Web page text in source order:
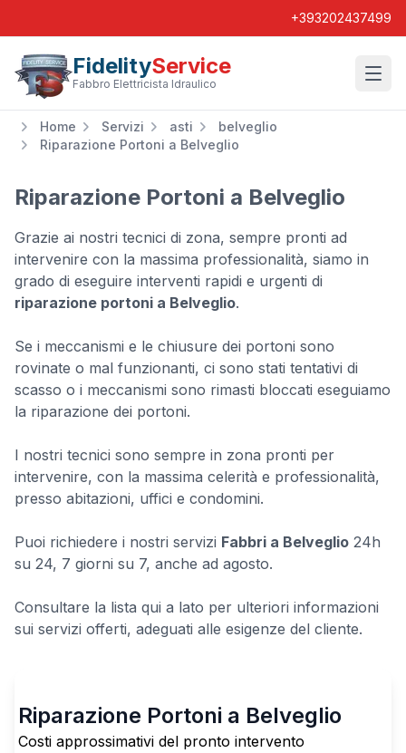
+393202437499
FidelityService
Fabbro Elettricista Idraulico
Home Servizi asti
belveglio
Riparazione Portoni a Belveglio
Riparazione Portoni a Belveglio
Grazie ai nostri tecnici di zona, sempre pronti ad
intervenire con la massima professionalità, siamo in
grado di eseguire interventi rapidi e urgenti di
riparazione portoni a Belveglio.
Se i meccanismi e le chiusure dei portoni sono
rovinate o mal funzionanti, ci sono stati tentativi di
scasso o i meccanismi sono rimasti bloccati eseguiamo
la riparazione dei portoni.
I nostri tecnici sono sempre in zona pronti per
intervenire, con la massima celerità e professionalità,
presso abitazioni, uffici e condomini.
Puoi richiedere i nostri servizi Fabbri a Belveglio 24h
su 24, 7 giorni su 7, anche ad agosto.
Consultare la lista qui a lato per ulteriori informazioni
sui servizi offerti, adeguati alle esigenze del cliente.
Riparazione Portoni a Belveglio
Costi approssimativi del pronto intervento